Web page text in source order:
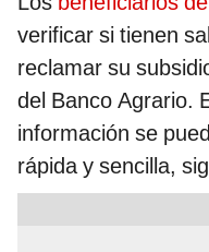
verificar si tienen
reclamar su
del Banco Agrario.
información se
rápida y sencilla,